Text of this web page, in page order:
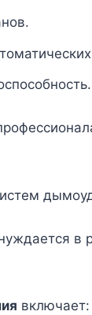
в
включает: